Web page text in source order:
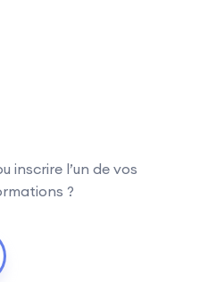
inscrire l’un de vos
?